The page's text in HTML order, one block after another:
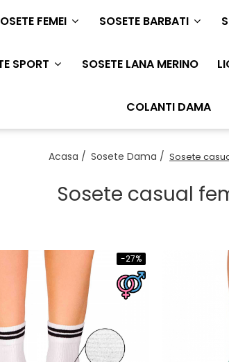
FEMEI SOSETE BARBATI
SPORT SOSETE LANA MERINO
COLANTI DAMA
Acasa / Sosete Dama / Sosete
Sosete casual
-27%